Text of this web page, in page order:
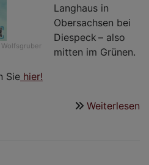
Wolfsgruber
Langhaus in
Obersachsen bei
Diespeck – also
mitten im Grünen.
Sie hier!
Weiterlesen